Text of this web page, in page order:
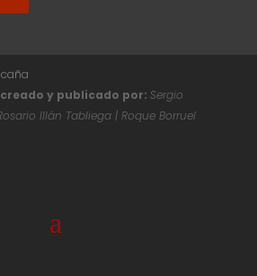
y publicado por: Sergio
Illán Tabliega | Roque Borruel